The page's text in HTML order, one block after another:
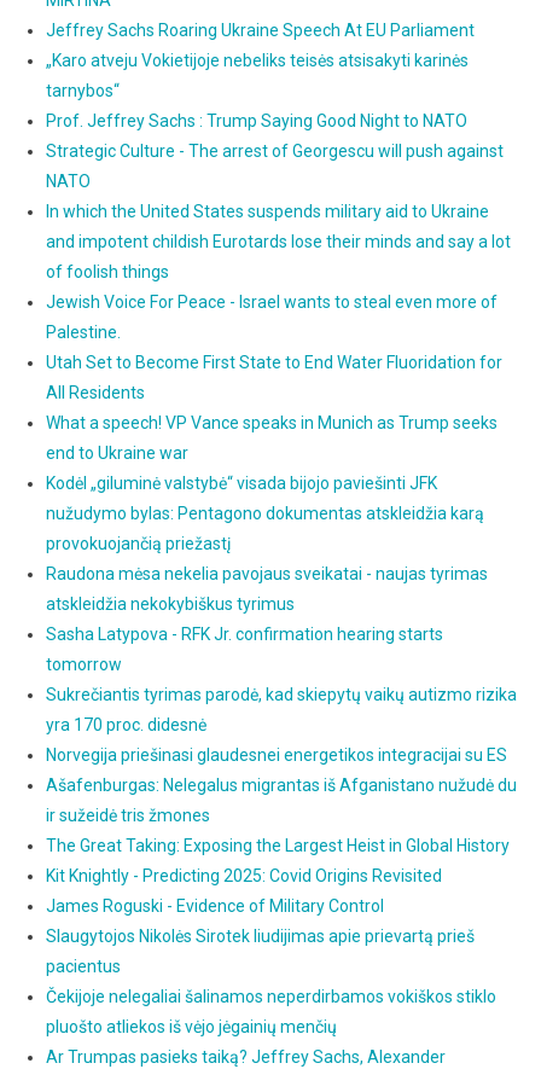
Jeffrey Sachs Roaring Ukraine Speech At EU Parliament
„Karo atveju Vokietijoje nebeliks teisės atsisakyti karinės
tarnybos“
Prof. Jeffrey Sachs : Trump Saying Good Night to NATO
Strategic Culture - The arrest of Georgescu will push against
NATO
In which the United States suspends military aid to Ukraine
and impotent childish Eurotards lose their minds and say a lot
of foolish things
Jewish Voice For Peace - Israel wants to steal even more of
Palestine.
Utah Set to Become First State to End Water Fluoridation for
All Residents
What a speech! VP Vance speaks in Munich as Trump seeks
end to Ukraine war
Kodėl „giluminė valstybė“ visada bijojo paviešinti JFK
nužudymo bylas: Pentagono dokumentas atskleidžia karą
provokuojančią priežastį
Raudona mėsa nekelia pavojaus sveikatai - naujas tyrimas
atskleidžia nekokybiškus tyrimus
Sasha Latypova - RFK Jr. confirmation hearing starts
tomorrow
Sukrečiantis tyrimas parodė, kad skiepytų vaikų autizmo rizika
yra 170 proc. didesnė
Norvegija priešinasi glaudesnei energetikos integracijai su ES
Ašafenburgas: Nelegalus migrantas iš Afganistano nužudė du
ir sužeidė tris žmones
The Great Taking: Exposing the Largest Heist in Global History
Kit Knightly - Predicting 2025: Covid Origins Revisited
James Roguski - Evidence of Military Control
Slaugytojos Nikolės Sirotek liudijimas apie prievartą prieš
pacientus
Čekijoje nelegaliai šalinamos neperdirbamos vokiškos stiklo
pluošto atliekos iš vėjo jėgainių menčių
Ar Trumpas pasieks taiką? Jeffrey Sachs, Alexander